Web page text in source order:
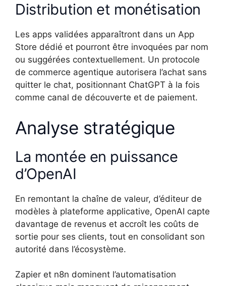
Distribution et monétisation
Les apps validées apparaîtront dans un App
Store dédié et pourront être invoquées par nom
ou suggérées contextuellement. Un protocole
de commerce agentique autorisera l’achat sans
quitter le chat, positionnant ChatGPT à la fois
comme canal de découverte et de paiement.
Analyse stratégique
La montée en puissance
d’OpenAI
En remontant la chaîne de valeur, d’éditeur de
modèles à plateforme applicative, OpenAI capte
davantage de revenus et accroît les coûts de
sortie pour ses clients, tout en consolidant son
autorité dans l’écosystème.
Zapier et n8n dominent l’automatisation